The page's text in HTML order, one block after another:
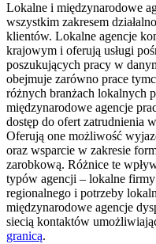
Lokalne i międzynarodowe
wszystkim zakresem
klientów. Lokalne agencje
krajowym i oferują usługi
poszukujących pracy w
obejmuje zarówno prace
różnych branżach lokalnych
międzynarodowe agencje
dostęp do ofert zatrudnienia
Oferują one możliwość
oraz wsparcie w zakresie
zarobkową. Różnice te
typów agencji – lokalne
regionalnego i potrzeby
międzynarodowe agencje
siecią kontaktów
granicą.